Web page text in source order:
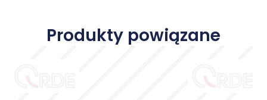
Produkty powiązane